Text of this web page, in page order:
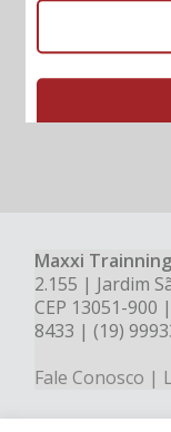
Maxxi
2.155 | Jardim
CEP 13051-900
8433 | (19)
Fale Conosco |